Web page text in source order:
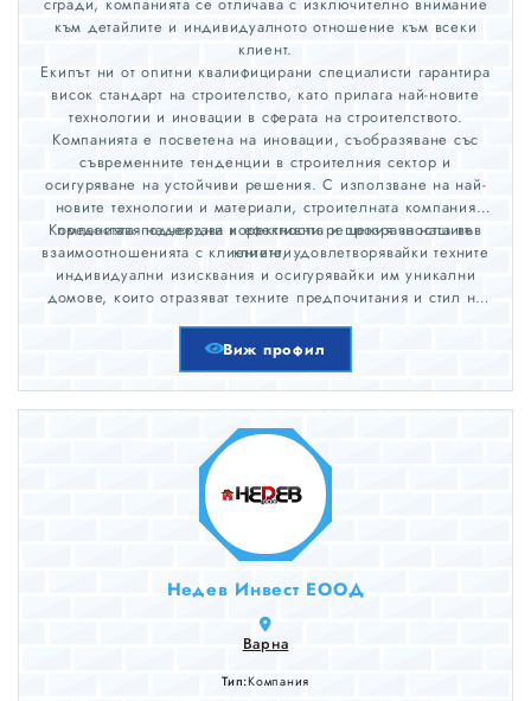
към детайлите и индивидуалното отношение към всеки
клиент.
Екипът ни от опитни квалифицирани специалисти гарантира
висок стандарт на строителство, като прилага най-новите
технологии и иновации в сферата на строителството.
Компанията е посветена на иновации, съобразяване със
съвременните тенденции в строителния сектор и
осигуряване на устойчиви решения. С използване на най-
новите технологии и материали, строителната компания
предоставя надеждни и ефективни решения за нашите
клиенти.
Компанията подчертава коректността и прозрачността във
взаимоотношенията с клиентите, удовлетворявайки техните
индивидуални изисквания и осигурявайки им уникални
домове, които отразяват техните предпочитания и стил на
Виж профил
Недев Инвест ЕООД
Варна
Тип:Компания